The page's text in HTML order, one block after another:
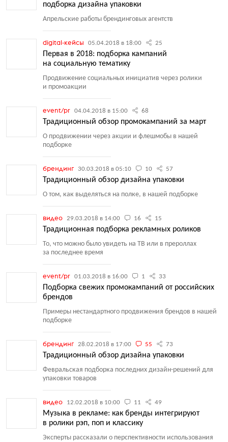
подборка дизайна упаковки
Апрельские работы брендинговых агентств
digital-кейсы 05.04.2018 в 18:00 25
Первая в 2018: подборка кампаний
на социальную тематику
Продвижение социальных инициатив через ролики
и промоакции
event/pr 04.04.2018 в 15:00 68
Традиционный обзор промокампаний за март
О продвижении через акции и флешмобы в нашей
подборке
брендинг 30.03.2018 в 05:10 10 57
Традиционный обзор дизайна упаковки
О том, как выделяться на полке, в нашей подборке
видео 29.03.2018 в 14:00 16 15
Традиционная подборка рекламных роликов
То, что можно было увидеть на ТВ или в прероллах
за последнее время
event/pr 01.03.2018 в 16:00 1 33
Подборка свежих промокампаний от российских
брендов
Примеры нестандартного продвижения брендов в нашей
подборке
брендинг 28.02.2018 в 17:00 55 73
Традиционный обзор дизайна упаковки
Февральская подборка последних дизайн-решений для
упаковки товаров
видео 12.02.2018 в 10:00 11 49
Музыка в рекламе: как бренды интегрируют
в ролики рэп, поп и классику
Эксперты рассказали о перспективности использования